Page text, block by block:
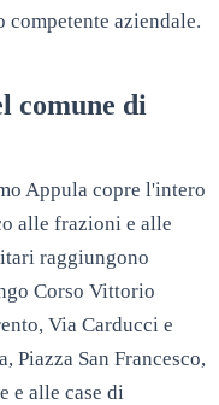
competente aziendale.
comune di
Appula copre l'intero
alle frazioni e alle
raggiungono
Corso Vittorio
Via Carducci e
Piazza San Francesco,
e alle case di